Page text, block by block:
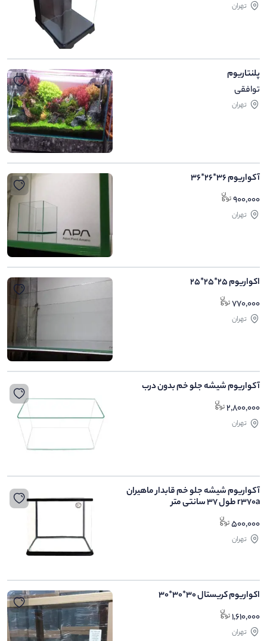
تهران
پلنتاریوم
توافقی
تهران
آکواریوم 36*26*36
900,000
تهران
اکواریوم 25*25*25
770,000
تهران
آکواریوم شیشه جلو خم بدون درب
2,800,000
تهران
آکواریوم شیشه جلو خم قابدار ماهیران
r370a طول 37 سانتی متر
500,000
تهران
اکواریوم کریستال 30*30*30
1,610,000
تهران